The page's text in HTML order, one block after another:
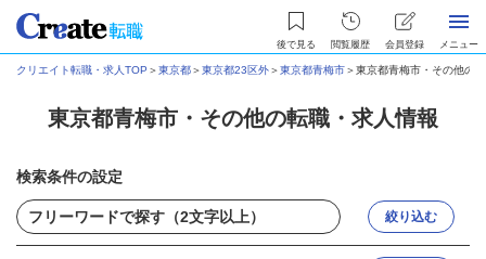
後で見る 閲覧履歴 会員登録 メニュー
クリエイト転職・求人TOP ＞東京都＞東京都23区外＞東京都青梅市＞東京都青梅市・その他の
東京都青梅市・その他の転職・求人情報
検索条件の設定
絞り込む